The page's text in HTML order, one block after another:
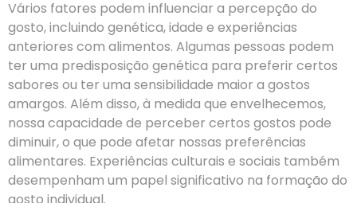
Vários fatores podem influenciar a percepção do
gosto, incluindo genética, idade e experiências
anteriores com alimentos. Algumas pessoas podem
ter uma predisposição genética para preferir certos
sabores ou ter uma sensibilidade maior a gostos
amargos. Além disso, à medida que envelhecemos,
nossa capacidade de perceber certos gostos pode
diminuir, o que pode afetar nossas preferências
alimentares. Experiências culturais e sociais também
desempenham um papel significativo na formação do